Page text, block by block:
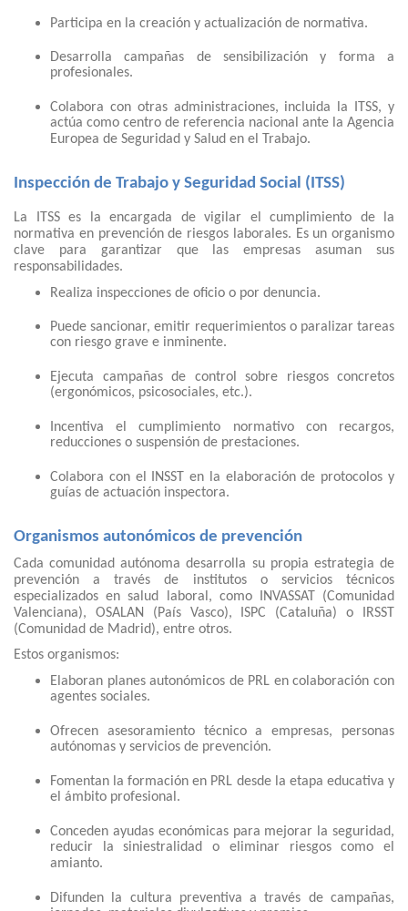
Participa en la creación y actualización de normativa.
Desarrolla campañas de sensibilización y forma a
profesionales.
Colabora con otras administraciones, incluida la ITSS, y
actúa como centro de referencia nacional ante la Agencia
Europea de Seguridad y Salud en el Trabajo.
Inspección de Trabajo y Seguridad Social (ITSS)
La ITSS es la encargada de vigilar el cumplimiento de la
normativa en prevención de riesgos laborales. Es un organismo
clave para garantizar que las empresas asuman sus
responsabilidades.
Realiza inspecciones de oficio o por denuncia.
Puede sancionar, emitir requerimientos o paralizar tareas
con riesgo grave e inminente.
Ejecuta campañas de control sobre riesgos concretos
(ergonómicos, psicosociales, etc.).
Incentiva el cumplimiento normativo con recargos,
reducciones o suspensión de prestaciones.
Colabora con el INSST en la elaboración de protocolos y
guías de actuación inspectora.
Organismos autonómicos de prevención
Cada comunidad autónoma desarrolla su propia estrategia de
prevención a través de institutos o servicios técnicos
especializados en salud laboral, como INVASSAT (Comunidad
Valenciana), OSALAN (País Vasco), ISPC (Cataluña) o IRSST
(Comunidad de Madrid), entre otros.
Estos organismos:
Elaboran planes autonómicos de PRL en colaboración con
agentes sociales.
Ofrecen asesoramiento técnico a empresas, personas
autónomas y servicios de prevención.
Fomentan la formación en PRL desde la etapa educativa y
el ámbito profesional.
Conceden ayudas económicas para mejorar la seguridad,
reducir la siniestralidad o eliminar riesgos como el
amianto.
Difunden la cultura preventiva a través de campañas,